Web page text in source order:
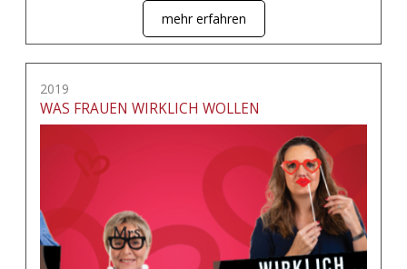
mehr erfahren
2019
WAS FRAUEN WIRKLICH WOLLEN